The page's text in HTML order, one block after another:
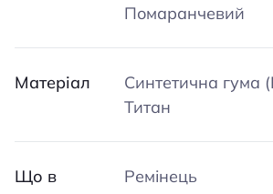
Помаранчевий
Матеріал
Синтетична гума
Титан
Що в
Ремінець